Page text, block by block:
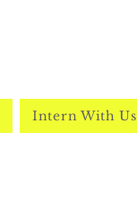
Intern With Us